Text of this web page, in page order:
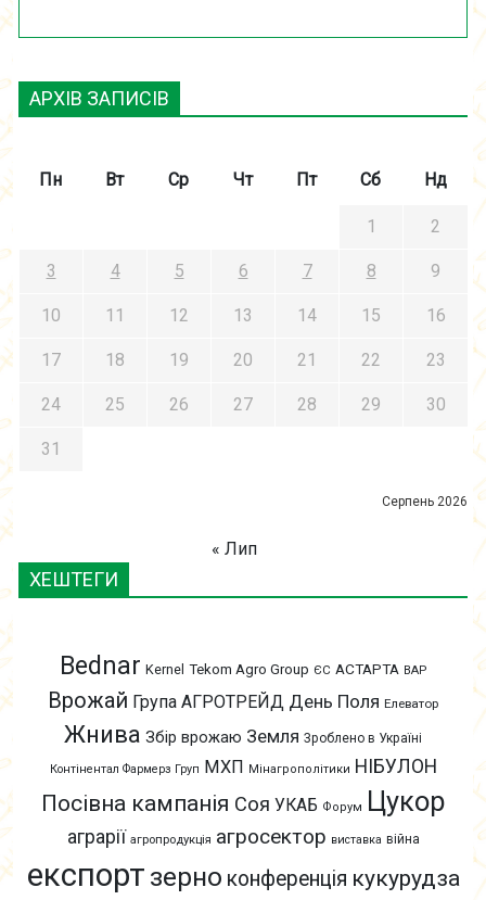
АРХІВ ЗАПИСІВ
Серпень 2026
Пн Вт Ср Чт Пт Сб Нд
1 2
3 4 5 6 7 8 9
10 11 12 13 14 15 16
17 18 19 20 21 22 23
24 25 26 27 28 29 30
31
« Лип
ХЕШТЕГИ
Bednar Kernel Tekom Agro Group ЄС АСТАРТА ВАР
Врожай Група АГРОТРЕЙД День Поля Елеватор
Жнива Збір врожаю Земля Зроблено в Україні
Контінентал Фармерз Груп МХП Мінагрополітики НІБУЛОН
Посівна кампанія Соя УКАБ Форум Цукор
аграрії агропродукція агросектор виставка війна
експорт зерно конференція кукурудза